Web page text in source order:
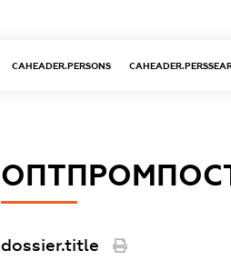
CAHEADER.PERSONS
dossier.title